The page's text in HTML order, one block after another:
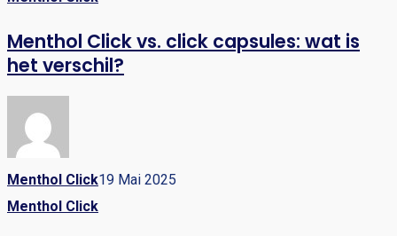
Menthol Click vs. click capsules: wat is
het verschil?
Menthol Click19 Mai 2025
Menthol Click